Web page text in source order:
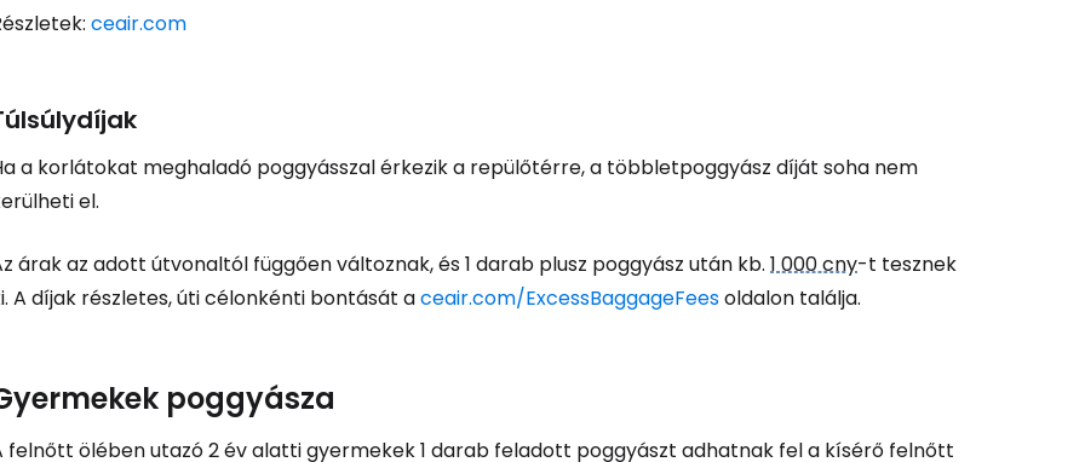
ceair.com
a korlátokat meghaladó poggyásszal érkezik a repülőtérre, a többletpoggyász díját soha nem
el.
árak az adott útvonaltól függően változnak, és 1 darab plusz poggyász után kb. 1 000 cny-t tesznek
A díjak részletes, úti célonkénti bontását aceair.com/ExcessBaggageFeesoldalon találja.
poggyásza
felnőtt ölében utazó 2 év alatti gyermekek 1 darab feladott poggyászt adhatnak fel a kísérő felnőtt